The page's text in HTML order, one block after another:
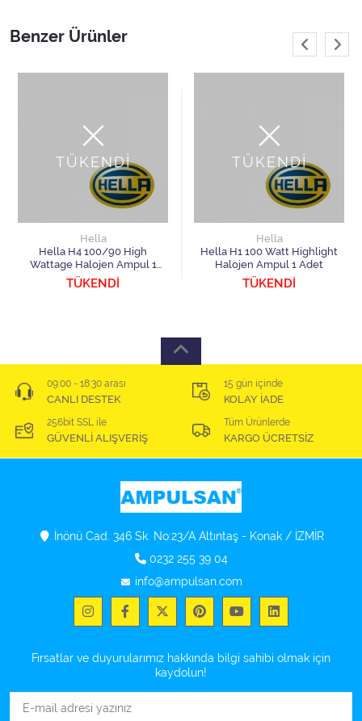
Benzer Ürünler
TÜKENDİ
Hella
Hella H4 100/90 High
Wattage Halojen Ampul 1
Adet
TÜKENDİ
TÜKENDİ
Hella
Hella H1 100 Watt Highlight
Halojen Ampul 1 Adet
TÜKENDİ
09:00 - 18:30 arası
CANLI DESTEK
15 gün içinde
KOLAY İADE
256bit SSL ile
GÜVENLİ ALIŞVERİŞ
Tüm Ürünlerde
KARGO ÜCRETSİZ
İnönü Cad. 346 Sk. No:23/A Altıntaş - Konak / İZMİR
0232 255 39 04
info@ampulsan.com
Fırsatlar ve duyurularımız hakkında bilgi sahibi olmak için
kaydolun!